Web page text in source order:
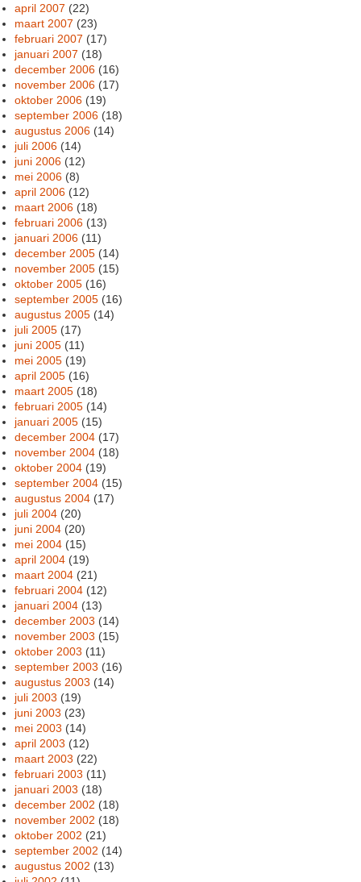
april 2007 (22)
maart 2007 (23)
februari 2007 (17)
januari 2007 (18)
december 2006 (16)
november 2006 (17)
oktober 2006 (19)
september 2006 (18)
augustus 2006 (14)
juli 2006 (14)
juni 2006 (12)
mei 2006 (8)
april 2006 (12)
maart 2006 (18)
februari 2006 (13)
januari 2006 (11)
december 2005 (14)
november 2005 (15)
oktober 2005 (16)
september 2005 (16)
augustus 2005 (14)
juli 2005 (17)
juni 2005 (11)
mei 2005 (19)
april 2005 (16)
maart 2005 (18)
februari 2005 (14)
januari 2005 (15)
december 2004 (17)
november 2004 (18)
oktober 2004 (19)
september 2004 (15)
augustus 2004 (17)
juli 2004 (20)
juni 2004 (20)
mei 2004 (15)
april 2004 (19)
maart 2004 (21)
februari 2004 (12)
januari 2004 (13)
december 2003 (14)
november 2003 (15)
oktober 2003 (11)
september 2003 (16)
augustus 2003 (14)
juli 2003 (19)
juni 2003 (23)
mei 2003 (14)
april 2003 (12)
maart 2003 (22)
februari 2003 (11)
januari 2003 (18)
december 2002 (18)
november 2002 (18)
oktober 2002 (21)
september 2002 (14)
augustus 2002 (13)